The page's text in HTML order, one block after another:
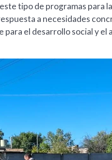
tipo de programas para
a necesidades
el desarrollo social y el